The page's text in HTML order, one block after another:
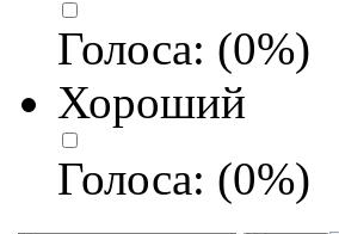
Голоса: (0%)
Хороший
Голоса: (0%)